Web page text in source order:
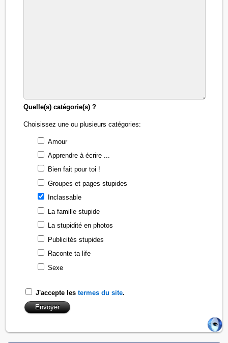
Quelle(s) catégorie(s) ?
Choisissez une ou plusieurs catégories:
Amour
Apprendre à écrire ...
Bien fait pour toi !
Groupes et pages stupides
Inclassable
La famille stupide
La stupidité en photos
Publicités stupides
Raconte ta life
Sexe
J'accepte lestermes du site.